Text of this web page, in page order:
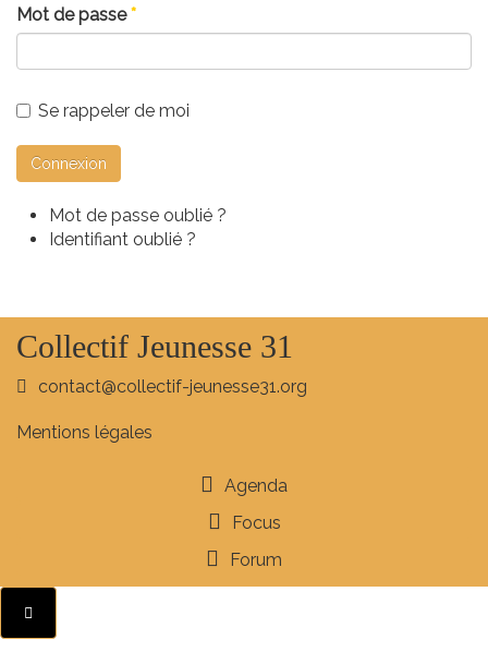
Mot de passe*
Se rappeler de moi
Connexion
Mot de passe oublié ?
Identifiant oublié ?
Collectif Jeunesse 31
contact@collectif-jeunesse31.org
Mentions légales
Agenda
Focus
Forum